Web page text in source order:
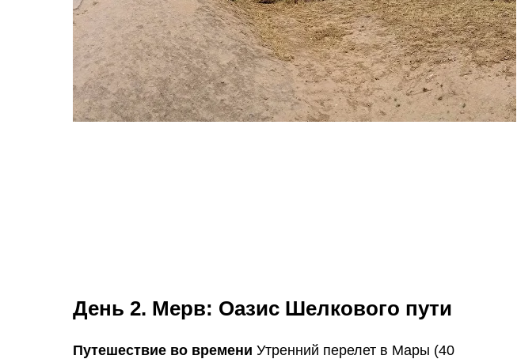
День 2. Мерв: Оазис Шелкового пути
Путешествие во времени Утренний перелет в Мары (40